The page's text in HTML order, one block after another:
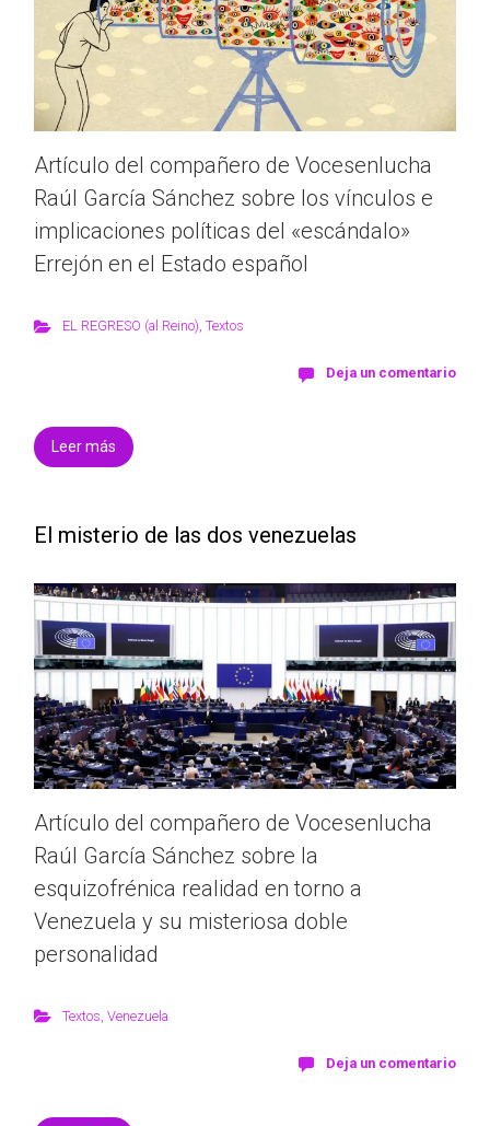
Artículo del compañero de Vocesenlucha
Raúl García Sánchez sobre los vínculos e
implicaciones políticas del «escándalo»
Errejón en el Estado español
EL REGRESO (al Reino), Textos
Deja un comentario
Leer más
El misterio de las dos venezuelas
Artículo del compañero de Vocesenlucha
Raúl García Sánchez sobre la
esquizofrénica realidad en torno a
Venezuela y su misteriosa doble
personalidad
Textos Venezuela
Deja un comentario